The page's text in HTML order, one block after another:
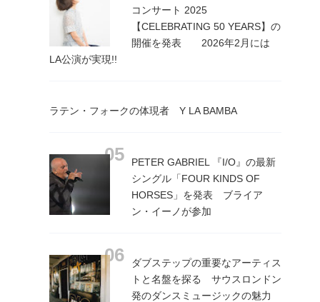
コンサート 2025
【CELEBRATING 50 YEARS】の
開催を発表 2026年2月には
LA公演が実現!!
ラテン・フォークの体現者 Y LA BAMBA
PETER GABRIEL 『I/O』の最新
シングル「FOUR KINDS OF
HORSES」を発表 ブライア
ン・イーノが参加
ダブステップの重要なアーティス
トと名盤を探る サウスロンドン
発のダンスミュージックの魅力